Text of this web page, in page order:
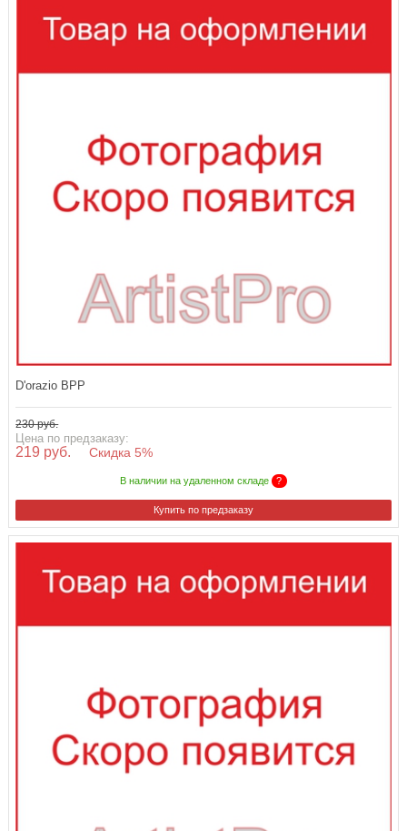
D'orazio BPP
230 руб.
Цена по предзаказу:
219 руб. Скидка 5%
В наличии на удаленном складе ?
Купить по предзаказу